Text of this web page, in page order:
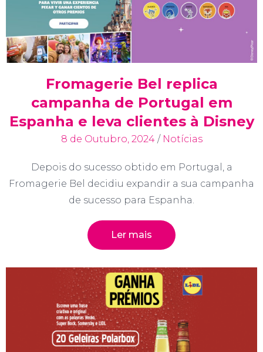
Fromagerie Bel replica
campanha de Portugal em
Espanha e leva clientes à Disney
8 de Outubro, 2024 / Notícias
Depois do sucesso obtido em Portugal, a
Fromagerie Bel decidiu expandir a sua campanha
de sucesso para Espanha.
Ler mais